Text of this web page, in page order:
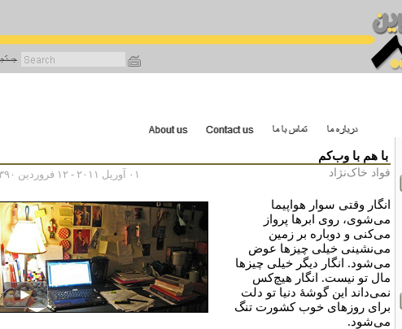
با هم با وب‌کم
۰۱ آوریل ۲۰۱۱ - ۱۲ فروردین ۱۳۹۰ فواد خاک‌نژاد
انگار وقتی سوار هواپیما
می‌شوی، روی ابرها پرواز
می‌کنی و دوباره بر زمین
می‌نشینی خیلی چیزها عوض
می‌شود. انگار دیگر خیلی چیزها
مال تو نیست. انگار هیچ‌کس
نمی‌داند این گوشۀ دنیا تو دلت
برای روزهای خوب کشورت تنگ
می‌شود.